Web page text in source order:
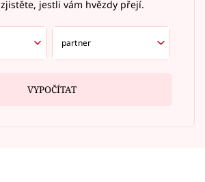
zjistěte, jestli vám hvězdy přejí.
VYPOČÍTAT